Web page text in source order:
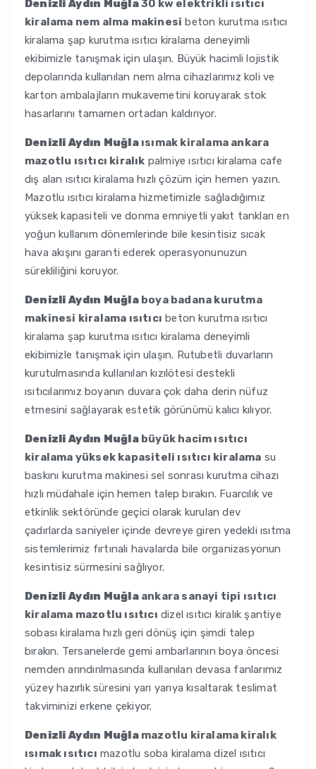
Denizli Aydın Muğla30 kw elektrikli ısıtıcı
kiralama nem alma makinesi beton kurutma ısıtıcı
kiralama şap kurutma ısıtıcı kiralama deneyimli
ekibimizle tanışmak için ulaşın. Büyük hacimli lojistik
depolarında kullanılan nem alma cihazlarımız koli ve
karton ambalajların mukavemetini koruyarak stok
hasarlarını tamamen ortadan kaldırıyor.
Denizli Aydın Muğlaısımak kiralama ankara
mazotlu ısıtıcı kiralık palmiye ısıtıcı kiralama cafe
dış alan ısıtıcı kiralama hızlı çözüm için hemen yazın.
Mazotlu ısıtıcı kiralama hizmetimizle sağladığımız
yüksek kapasiteli ve donma emniyetli yakıt tankları en
yoğun kullanım dönemlerinde bile kesintisiz sıcak
hava akışını garanti ederek operasyonunuzun
sürekliliğini koruyor.
Denizli Aydın Muğlaboya badana kurutma
makinesi kiralama ısıtıcı beton kurutma ısıtıcı
kiralama şap kurutma ısıtıcı kiralama deneyimli
ekibimizle tanışmak için ulaşın. Rutubetli duvarların
kurutulmasında kullanılan kızılötesi destekli
ısıtıcılarımız boyanın duvara çok daha derin nüfuz
etmesini sağlayarak estetik görünümü kalıcı kılıyor.
Denizli Aydın Muğlabüyük hacim ısıtıcı
kiralama yüksek kapasiteli ısıtıcı kiralama su
baskını kurutma makinesi sel sonrası kurutma cihazı
hızlı müdahale için hemen talep bırakın. Fuarcılık ve
etkinlik sektöründe geçici olarak kurulan dev
çadırlarda saniyeler içinde devreye giren yedekli ısıtma
sistemlerimiz fırtınalı havalarda bile organizasyonun
kesintisiz sürmesini sağlıyor.
Denizli Aydın Muğlaankara sanayi tipi ısıtıcı
kiralama mazotlu ısıtıcı dizel ısıtıcı kiralık şantiye
sobası kiralama hızlı geri dönüş için şimdi talep
bırakın. Tersanelerde gemi ambarlarının boya öncesi
nemden arındırılmasında kullanılan devasa fanlarımız
yüzey hazırlık süresini yarı yarıya kısaltarak teslimat
takviminizi erkene çekiyor.
Denizli Aydın Muğlamazotlu kiralama kiralık
ısımak ısıtıcı mazotlu soba kiralama dizel ısıtıcı